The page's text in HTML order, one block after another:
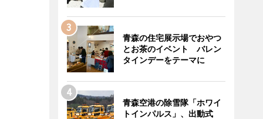
青森の住宅展示場でおやつ
とお茶のイベント バレン
タインデーをテーマに
青森空港の除雪隊「ホワイ
トインパルス」、出動式